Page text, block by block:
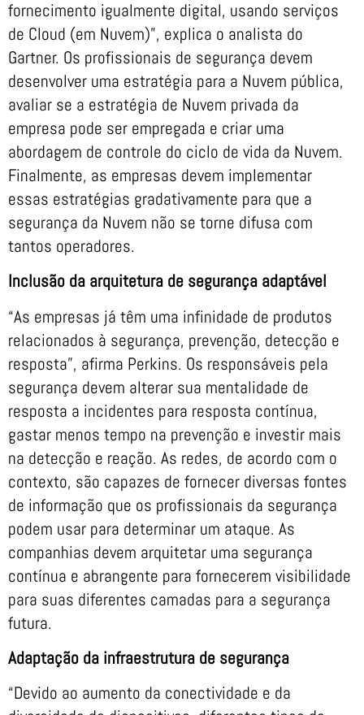
fornecimento igualmente digital, usando serviços
de Cloud (em Nuvem)”, explica o analista do
Gartner. Os profissionais de segurança devem
desenvolver uma estratégia para a Nuvem pública,
avaliar se a estratégia de Nuvem privada da
empresa pode ser empregada e criar uma
abordagem de controle do ciclo de vida da Nuvem.
Finalmente, as empresas devem implementar
essas estratégias gradativamente para que a
segurança da Nuvem não se torne difusa com
tantos operadores.
Inclusão da arquitetura de segurança adaptável
“As empresas já têm uma infinidade de produtos
relacionados à segurança, prevenção, detecção e
resposta”, afirma Perkins. Os responsáveis pela
segurança devem alterar sua mentalidade de
resposta a incidentes para resposta contínua,
gastar menos tempo na prevenção e investir mais
na detecção e reação. As redes, de acordo com o
contexto, são capazes de fornecer diversas fontes
de informação que os profissionais da segurança
podem usar para determinar um ataque. As
companhias devem arquitetar uma segurança
contínua e abrangente para fornecerem visibilidade
para suas diferentes camadas para a segurança
futura.
Adaptação da infraestrutura de segurança
“Devido ao aumento da conectividade e da